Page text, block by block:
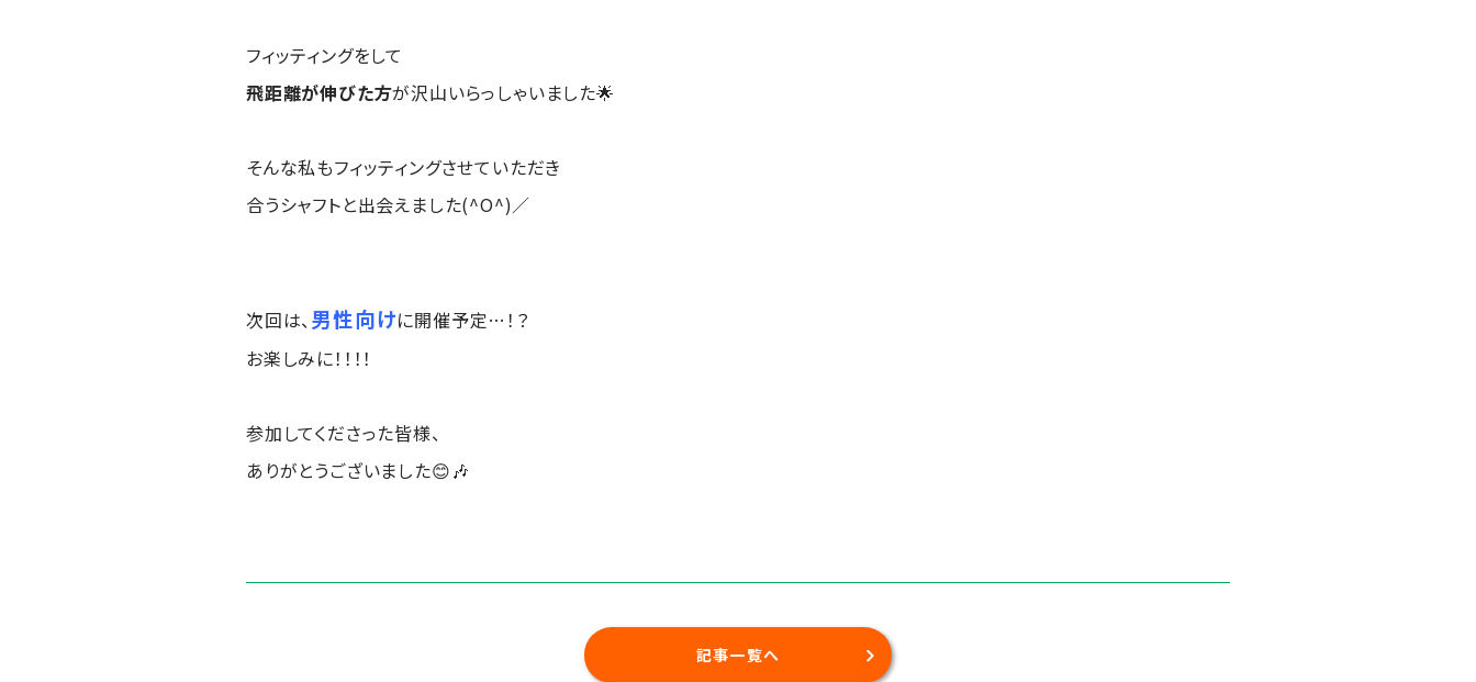
フィッティングをして
飛距離が伸びた方が沢山いらっしゃいました🌟
そんな私もフィッティングさせていただき
合うシャフトと出会えました(^O^)／
次回は、男性向けに開催予定…！？
お楽しみに！！！！
参加してくださった皆様、
ありがとうございました😊🎶
記事一覧へ